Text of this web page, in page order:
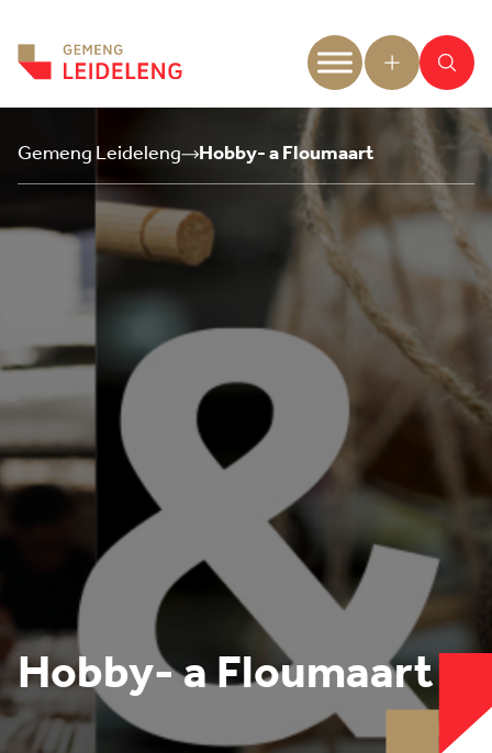
Gemeng Leideleng Hobby- a Floumaart
Hobby- a Floumaart